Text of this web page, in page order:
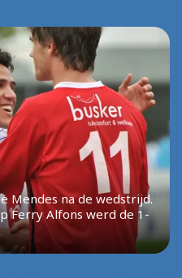
Mendes na de wedstrijd.
Ferry Alfons werd de 1-